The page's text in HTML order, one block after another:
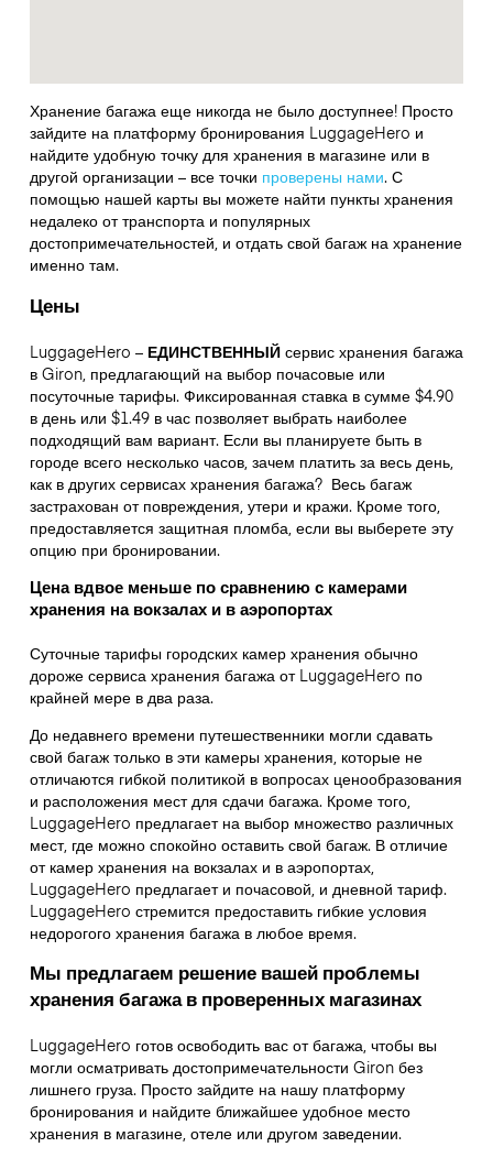
Хранение багажа еще никогда не было доступнее! Просто
зайдите на платформу бронирования LuggageHero и
найдите удобную точку для хранения в магазине или в
другой организации – все точки проверены нами. С
помощью нашей карты вы можете найти пункты хранения
недалеко от транспорта и популярных
достопримечательностей, и отдать свой багаж на хранение
именно там.
Цены
LuggageHero – ЕДИНСТВЕННЫЙсервис хранения багажа
в Giron, предлагающий на выбор почасовые или
посуточные тарифы. Фиксированная ставка в сумме $4.90
в день или $1.49 в час позволяет выбрать наиболее
подходящий вам вариант. Если вы планируете быть в
городе всего несколько часов, зачем платить за весь день,
как в других сервисах хранения багажа? Весь багаж
застрахован от повреждения, утери и кражи. Кроме того,
предоставляется защитная пломба, если вы выберете эту
опцию при бронировании.
Цена вдвое меньше по сравнению с камерами
хранения на вокзалах и в аэропортах
Суточные тарифы городских камер хранения обычно
дороже сервиса хранения багажа от LuggageHero по
крайней мере в два раза.
До недавнего времени путешественники могли сдавать
свой багаж только в эти камеры хранения, которые не
отличаются гибкой политикой в вопросах ценообразования
и расположения мест для сдачи багажа. Кроме того,
LuggageHero предлагает на выбор множество различных
мест, где можно спокойно оставить свой багаж. В отличие
от камер хранения на вокзалах и в аэропортах,
LuggageHero предлагает и почасовой, и дневной тариф.
LuggageHero стремится предоставить гибкие условия
недорогого хранения багажа в любое время.
Мы предлагаем решение вашей проблемы
хранения багажа в проверенных магазинах
LuggageHero готов освободить вас от багажа, чтобы вы
могли осматривать достопримечательности Giron без
лишнего груза. Просто зайдите на нашу платформу
бронирования и найдите ближайшее удобное место
хранения в магазине, отеле или другом заведении.